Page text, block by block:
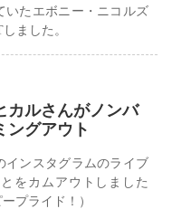
いたエボニー・ニコルズ
ました。
カルさんがノンバ
ングアウト
インスタグラムのライブ
をカムアウトしました
プライド！）